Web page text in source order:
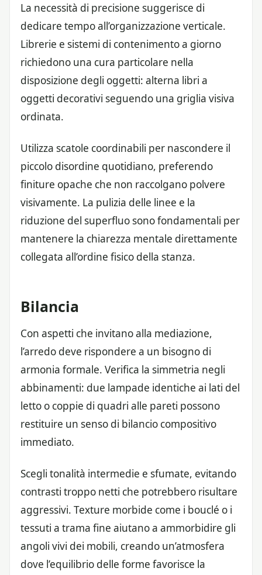
La necessità di precisione suggerisce di
dedicare tempo all’organizzazione verticale.
Librerie e sistemi di contenimento a giorno
richiedono una cura particolare nella
disposizione degli oggetti: alterna libri a
oggetti decorativi seguendo una griglia visiva
ordinata.
Utilizza scatole coordinabili per nascondere il
piccolo disordine quotidiano, preferendo
finiture opache che non raccolgano polvere
visivamente. La pulizia delle linee e la
riduzione del superfluo sono fondamentali per
mantenere la chiarezza mentale direttamente
collegata all’ordine fisico della stanza.
Bilancia
Con aspetti che invitano alla mediazione,
l’arredo deve rispondere a un bisogno di
armonia formale. Verifica la simmetria negli
abbinamenti: due lampade identiche ai lati del
letto o coppie di quadri alle pareti possono
restituire un senso di bilancio compositivo
immediato.
Scegli tonalità intermedie e sfumate, evitando
contrasti troppo netti che potrebbero risultare
aggressivi. Texture morbide come i bouclé o i
tessuti a trama fine aiutano a ammorbidire gli
angoli vivi dei mobili, creando un’atmosfera
dove l’equilibrio delle forme favorisce la